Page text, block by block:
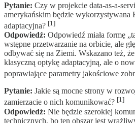
Pytanie: Czy w projekcie data-as-a-
amerykańskim będzie wykorzystywana
adaptacyjna? [1]
Odpowiedź: Odpowiedź miała formę
wstępne przetwarzanie na orbicie, ale
odbywać się na Ziemi. Wskazano też,
klasyczną optykę adaptacyjną, ale o
poprawiające parametry jakościowe
Pytanie: Jakie są mocne strony w
zamierzacie o nich komunikować? [1]
Odpowiedź: Nie będzie szerokiej
technicznych, bo ten obszar jest